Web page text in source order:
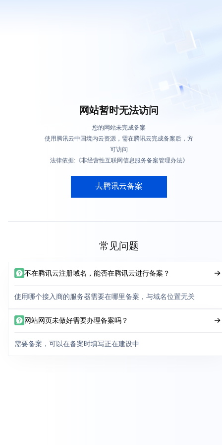
网站暂时无法访问
您的网站未完成备案
使用腾讯云中国境内云资源，需在腾讯云完成备案后，方
可访问
法律依据:《非经营性互联网信息服务备案管理办法》
去腾讯云备案
常见问题
不在腾讯云注册域名，能否在腾讯云进行备案？
使用哪个接入商的服务器需要在哪里备案，与域名位置无关
网站网页未做好需要办理备案吗？
需要备案，可以在备案时填写正在建设中